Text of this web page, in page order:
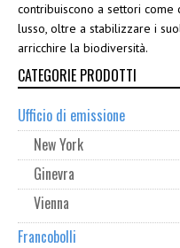
contribuiscono a settori come
lusso, oltre a stabilizzare i
arricchire la biodiversità.
CATEGORIE PRODOTTI
Ufficio di emissione
New York
Ginevra
Vienna
Francobolli